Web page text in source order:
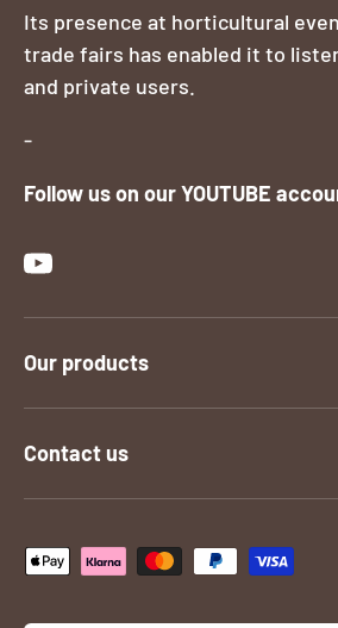
Its presence at horticultural
trade fairs has enabled it to
and private users.
-
Follow us on our YOUTUBE
YouTube
Our products
Contact us
Payment methods accepted